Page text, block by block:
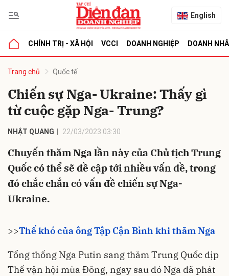
English
CHÍNH TRỊ - XÃ HỘI VCCI DOANH NGHIỆP DOANH
Trang chủ Quốc tế
Chiến sự Nga- Ukraine: Thấy gì
từ cuộc gặp Nga- Trung?
NHẬT QUANG 22/03/2023 03:30
Chuyến thăm Nga lần này của Chủ tịch Trung
Quốc có thể sẽ đề cập tới nhiều vấn đề, trong
đó chắc chắn có vấn đề chiến sự Nga-
Ukraine.
>>Thế khó của ông Tập Cận Bình khi thăm Nga
Tổng thống Nga Putin sang thăm Trung Quốc dịp
Thế vận hội mùa Đông, ngay sau đó Nga đã phát
luận
Hủy